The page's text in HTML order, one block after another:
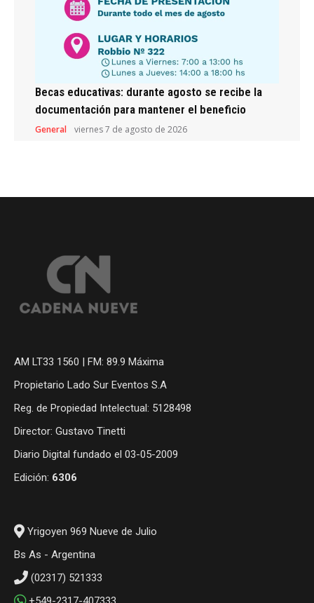
Becas educativas: durante agosto se recibe la
documentación para mantener el beneficio
General viernes 7 de agosto de 2026
AM LT33 1560 | FM: 89.9 Máxima
Propietario Lado Sur Eventos S.A
Reg. de Propiedad Intelectual: 5128498
Director: Gustavo Tinetti
Diario Digital fundado el 03-05-2009
Edición: 6306
Yrigoyen 969 Nueve de Julio
Bs As - Argentina
(02317) 521333